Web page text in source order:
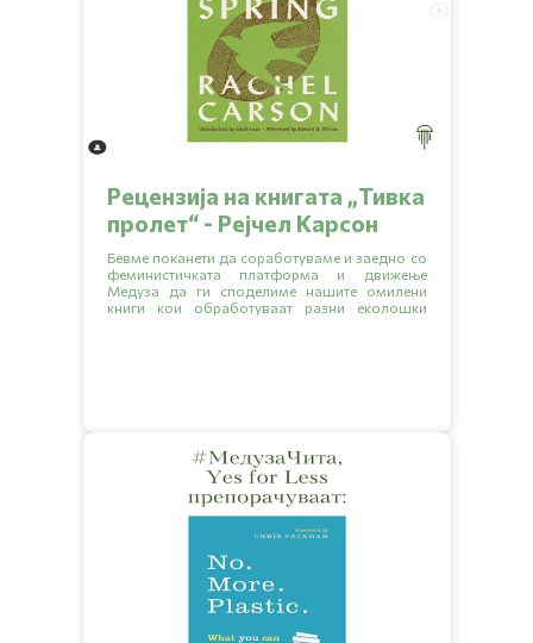
Рецензија на книгата „Тивка
пролет“ - Рејчел Карсон
Бевме поканети да соработуваме и заедно со
феминистичката платформа и движење
Медуза да ги споделиме нашите омилени
книги кои обработуваат разни еколошки